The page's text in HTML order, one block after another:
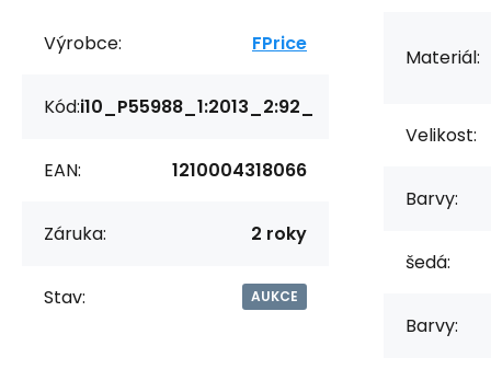
Výrobce: FPrice
Kód:i10_P55988_1:2013_2:92_
EAN: 1210004318066
Záruka: 2 roky
Stav: AUKCE
Materiál:
Velikost:
Barvy:
šedá:
Barvy: